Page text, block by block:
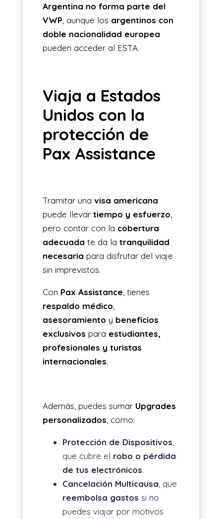
Argentina no forma parte del
VWP , aunque los argentinos con
doble nacionalidad europea
pueden acceder al ESTA.
Viaja a Estados
Unidos con la
protección de
Pax Assistance
Tramitar una visa americana
puede llevar tiempo y esfuerzo
pero contar con la cobertura
adecuada te da la tranquilidad
necesaria para disfrutar del viaje
sin imprevistos.
Con Pax Assistance , tienes
respaldo médico
asesoramiento y beneficios
exclusivos para estudiantes,
profesionales y turistas
internacionales.
Además, puedes sumar Upgrades
personalizados , como:
Protección de Dispositivos
que cubre el robo o pérdida
de tus electrónicos.
Cancelación Multicausa , que
reembolsa gastos si no
puedes viajar por motivos